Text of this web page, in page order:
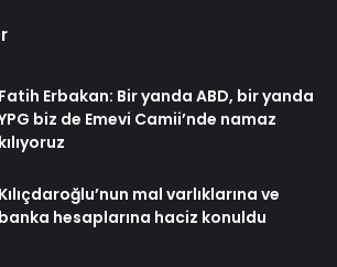
Fatih Erbakan: Bir yanda ABD, bir yanda
biz de Emevi Camii’nde namaz
kılıyoruz
Kılıçdaroğlu’nun mal varlıklarına ve
banka hesaplarına haciz konuldu